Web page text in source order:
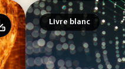
Livre blanc